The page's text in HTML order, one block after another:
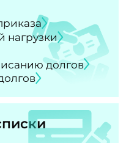
нагрузки
долгов